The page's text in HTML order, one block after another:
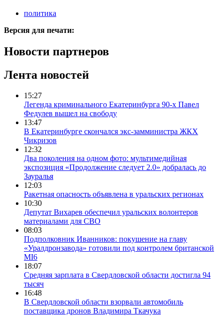
политика
Версия для печати:
Новости партнеров
Лента новостей
15:27
Легенда криминального Екатеринбурга 90-х Павел
Федулев вышел на свободу
13:47
В Екатеринбурге скончался экс-замминистра ЖКХ
Чикризов
12:32
Два поколения на одном фото: мультимедийная
экспозиция «Продолжение следует 2.0» добралась до
Зауралья
12:03
Ракетная опасность объявлена в уральских регионах
10:30
Депутат Вихарев обеспечил уральских волонтеров
материалами для СВО
08:03
Подполковник Иванников: покушение на главу
«Уралдронзавода» готовили под контролем британской
MI6
18:07
Средняя зарплата в Свердловской области достигла 94
тысяч
16:48
В Свердловской области взорвали автомобиль
поставщика дронов Владимира Ткачука